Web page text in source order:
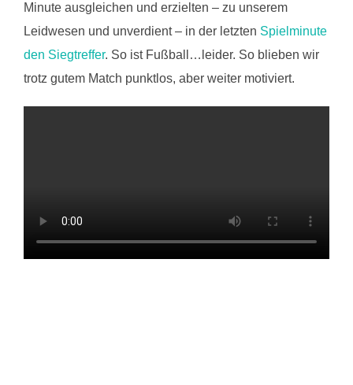
Minute ausgleichen und erzielten – zu unserem
Leidwesen und unverdient – in der letzten Spielminute
den Siegtreffer. So ist Fußball…leider. So blieben wir
trotz gutem Match punktlos, aber weiter motiviert.